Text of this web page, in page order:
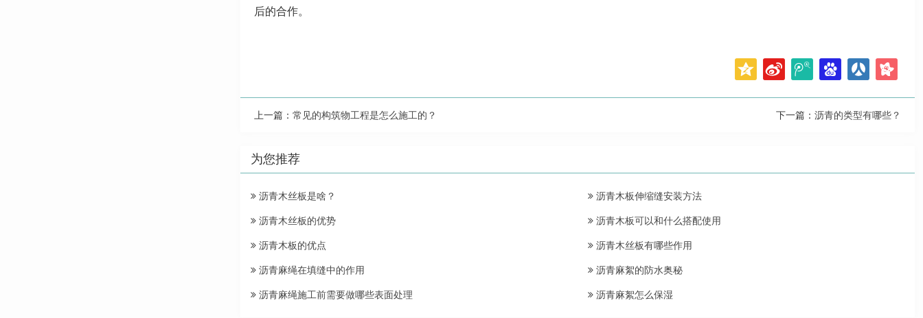
后的合作。
上一篇： 常见的构筑物工程是怎么施工的？ 下一篇： 沥青的类型有哪些？
为您推荐
沥青木丝板是啥？ 沥青木板伸缩缝安装方法
沥青木丝板的优势 沥青木板可以和什么搭配使用
沥青木板的优点 沥青木丝板有哪些作用
沥青麻绳在填缝中的作用 沥青麻絮的防水奥秘
沥青麻绳施工前需要做哪些表面处理 沥青麻絮怎么保湿